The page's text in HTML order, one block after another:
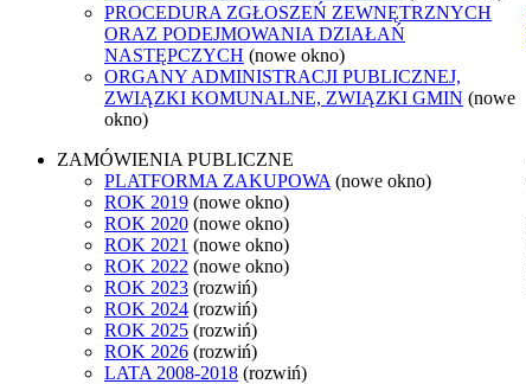
PROCEDURA ZGŁOSZEŃ ZEWNĘTRZNYCH
ORAZ PODEJMOWANIA DZIAŁAŃ
NASTĘPCZYCH (nowe okno)
ORGANY ADMINISTRACJI PUBLICZNEJ,
ZWIĄZKI KOMUNALNE, ZWIĄZKI GMIN (nowe
okno)
ZAMÓWIENIA PUBLICZNE
PLATFORMA ZAKUPOWA (nowe okno)
ROK 2019 (nowe okno)
ROK 2020 (nowe okno)
ROK 2021 (nowe okno)
ROK 2022 (nowe okno)
ROK 2023 (rozwiń)
ROK 2024 (rozwiń)
ROK 2025 (rozwiń)
ROK 2026 (rozwiń)
LATA 2008-2018 (rozwiń)